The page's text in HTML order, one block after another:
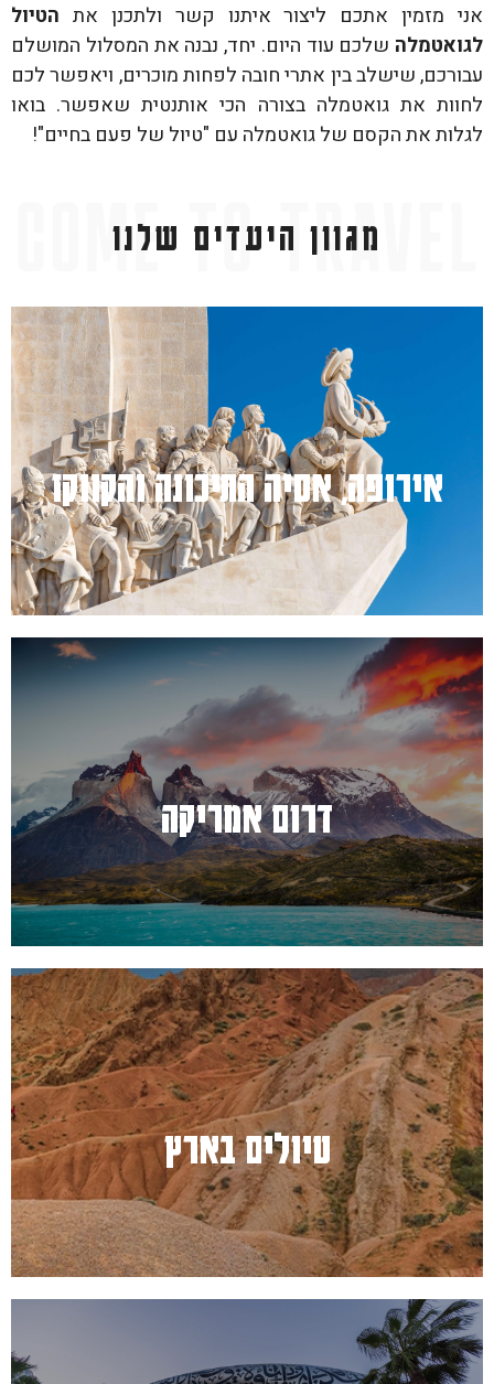
אני מזמין אתכם ליצור איתנו קשר ולתכנן את הטיול
לגואטמלה שלכם עוד היום. יחד, נבנה את המסלול המושלם
עבורכם, שישלב בין אתרי חובה לפחות מוכרים, ויאפשר לכם
לחוות את גואטמלה בצורה הכי אותנטית שאפשר. בואו
לגלות את הקסם של גואטמלה עם "טיול של פעם בחיים"!
מגוון היעדים שלנו
אירופה, אסיה התיכונה והקווקז
למעבר לחץ כאן
דרום אמריקה
למעבר לחץ כאן
טיולים בארץ
למעבר לחץ כאן